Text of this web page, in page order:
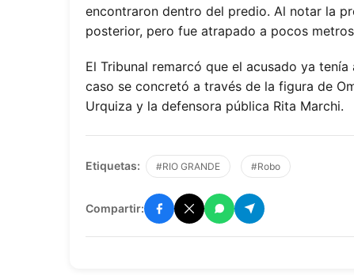
encontraron dentro del predio. Al notar la
posterior, pero fue atrapado a pocos
El Tribunal remarcó que el acusado ya
caso se concretó a través de la figura de
Urquiza y la defensora pública Rita Marchi.
Etiquetas: #RIO GRANDE #Robo
Compartir: